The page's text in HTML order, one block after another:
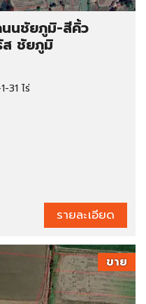
นนชัยภูมิ-สีคิ้ว
ส ชัยภูมิ
31 ไร่
รายละเอียด
ขาย